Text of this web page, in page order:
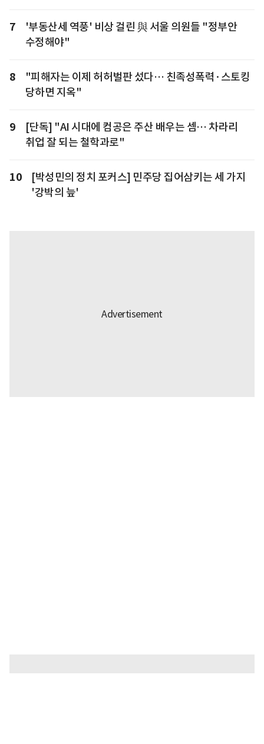
7
'부동산세 역풍' 비상 걸린 與 서울 의원들 "정부안
수정해야"
8
"피해자는 이제 허허벌판 섰다… 친족성폭력·스토킹
당하면 지옥"
9
[단독] "AI 시대에 컴공은 주산 배우는 셈… 차라리
취업 잘 되는 철학과로"
10
[박성민의 정치 포커스] 민주당 집어삼키는 세 가지
'강박의 늪'